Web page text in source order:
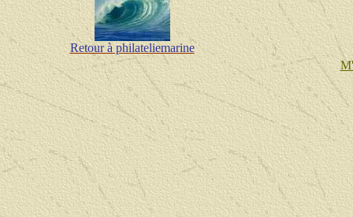
Retour à philateliemarine